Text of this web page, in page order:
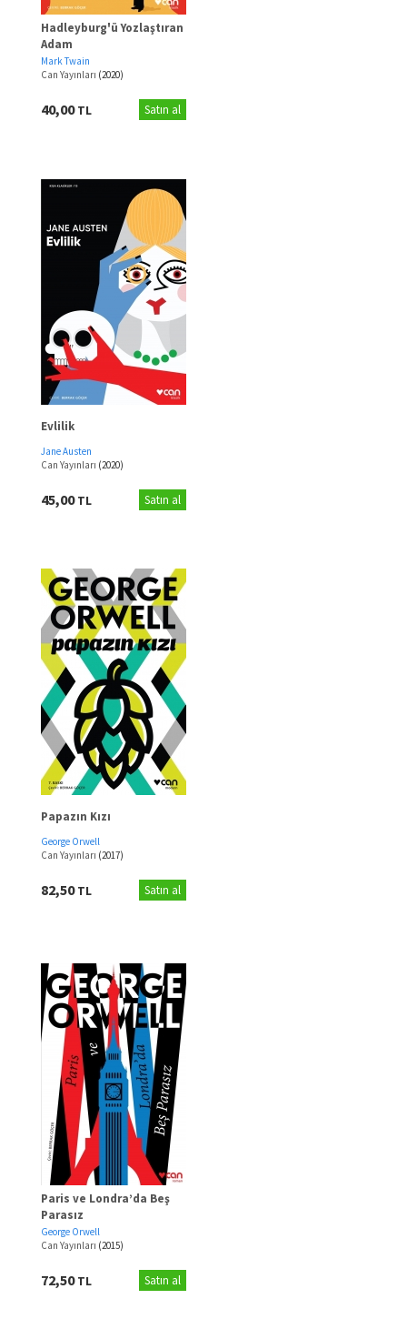
Hadleyburg'ü Yozlaştıran
Adam
Mark Twain
Can Yayınları (2020)
40,00TL Satın al
Evlilik
Jane Austen
Can Yayınları (2020)
45,00TL Satın al
Papazın Kızı
George Orwell
Can Yayınları (2017)
82,50TL Satın al
Paris ve Londra’da Beş
Parasız
George Orwell
Can Yayınları (2015)
72,50TL Satın al